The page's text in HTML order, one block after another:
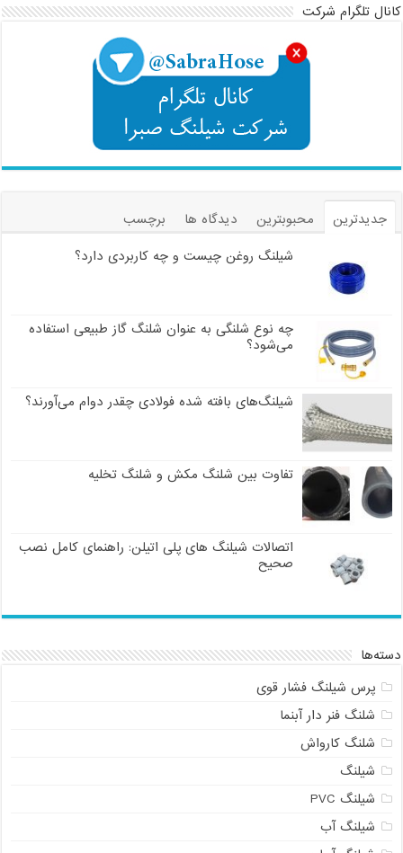
کانال تلگرام شرکت
جدیدترین محبوبترین دیدگاه ها
برچسب
شیلنگ روغن چیست و چه کاربردی دارد؟
چه نوع شلنگی به عنوان شلنگ گاز طبیعی استفاده
می‌شود؟
شیلنگ‌های بافته شده فولادی چقدر دوام می‌آورند؟
تفاوت بین شلنگ مکش و شلنگ تخلیه
اتصالات شیلنگ های پلی اتیلن: راهنمای کامل نصب
صحیح
دسته‌ها
پرس شیلنگ فشار قوی
شلنگ فنر دار آبنما
شلنگ کارواش
شیلنگ
شیلنگ PVC
شیلنگ آب